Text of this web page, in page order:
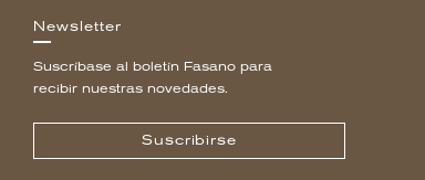
Newsletter
Suscríbase al boletín Fasano para
recibir nuestras novedades.
Suscribirse